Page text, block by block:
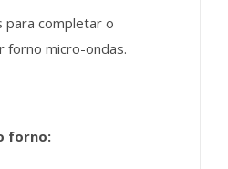
para completar o
forno micro-ondas.
forno: